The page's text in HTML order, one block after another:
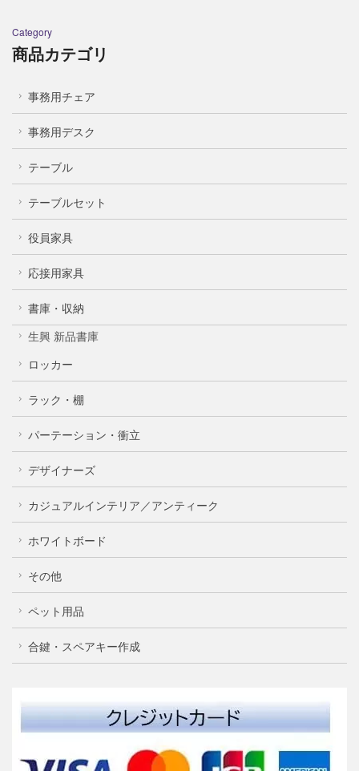
Category
商品カテゴリ
事務用チェア
事務用デスク
テーブル
テーブルセット
役員家具
応接用家具
書庫・収納
生興 新品書庫
ロッカー
ラック・棚
パーテーション・衝立
デザイナーズ
カジュアルインテリア／アンティーク
ホワイトボード
その他
ペット用品
合鍵・スペアキー作成